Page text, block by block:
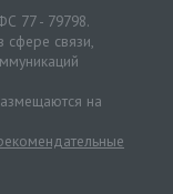
77 - 79798.
связи,
на